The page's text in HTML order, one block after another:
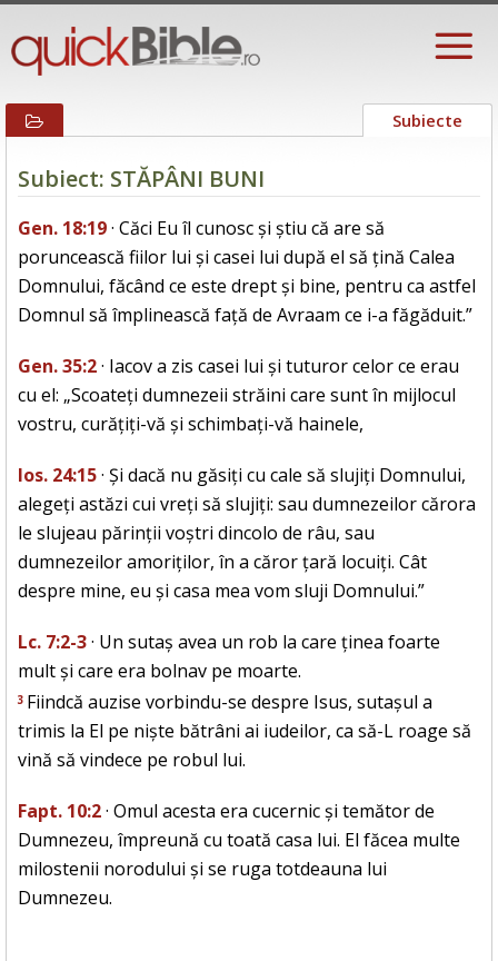
Subiecte
Subiect: STĂPÂNI BUNI
Gen. 18:19· Căci Eu îl cunosc și știu că are să
poruncească fiilor lui și casei lui după el să țină Calea
Domnului, făcând ce este drept și bine, pentru ca astfel
Domnul să împlinească față de Avraam ce i-a făgăduit.”
Gen. 35:2· Iacov a zis casei lui și tuturor celor ce erau
cu el: „Scoateți dumnezeii străini care sunt în mijlocul
vostru, curățiți-vă și schimbați-vă hainele,
Ios. 24:15· Și dacă nu găsiți cu cale să slujiți Domnului,
alegeți astăzi cui vreți să slujiți: sau dumnezeilor cărora
le slujeau părinții voștri dincolo de râu, sau
dumnezeilor amoriților, în a căror țară locuiți. Cât
despre mine, eu și casa mea vom sluji Domnului.”
Lc. 7:2-3· Un sutaș avea un rob la care ținea foarte
mult și care era bolnav pe moarte.
3 Fiindcă auzise vorbindu-se despre Isus, sutașul a
trimis la El pe niște bătrâni ai iudeilor, ca să-L roage să
vină să vindece pe robul lui.
Fapt. 10:2· Omul acesta era cucernic și temător de
Dumnezeu, împreună cu toată casa lui. El făcea multe
milostenii norodului și se ruga totdeauna lui
Dumnezeu.